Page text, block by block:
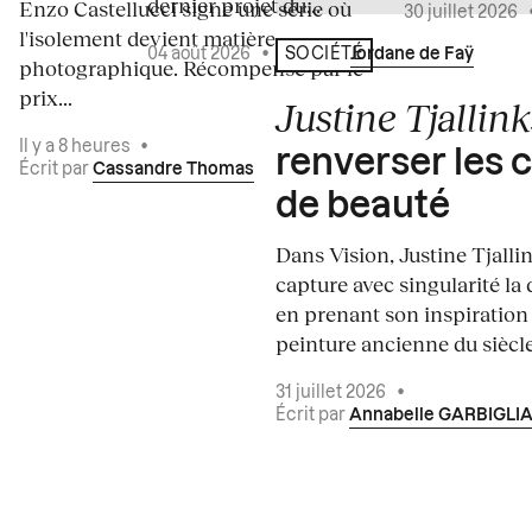
Enzo Castellucci signe une série où
l'isolement devient matière
photographique. Récompensé par le
prix...
Il y a 8 heures
•
Écrit par Cassandre Thomas
04 août 2026 • Écrit par Jordane de Faÿ
SOCIÉTÉ
Justine
renverser les
de beauté
Dans Vision, Justine
capture avec singularité la
en prenant son inspiration
peinture ancienne du
31 juillet 2026
•
Écrit par Annabelle GARBIGLIA
30 juillet 2026